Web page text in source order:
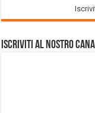
Iscriviti al nostro